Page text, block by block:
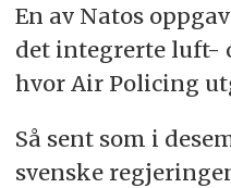
En av Natos
det integrerte luft-
hvor Air Policing
Så sent som i
svenske